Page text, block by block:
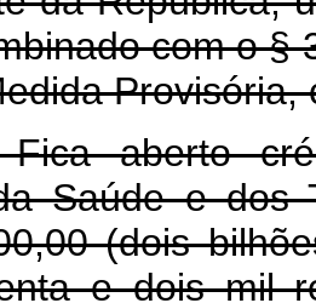
com o §
aberto
Saúde e dos
(dois
e dois mil